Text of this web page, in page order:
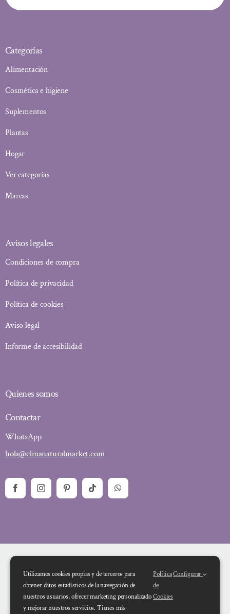
Categorías
Alimentación
Cosmética e higiene
Suplementos
Plantas
Hogar
Ver categorías
Marcas
Avisos legales
Condiciones de compra
Política de privacidad
Política de cookies
Aviso legal
Informe de accesibilidad
Quienes somos
Contactar
WhatsApp
hola@elmanaturalmarket.com
Utilizamos cookies propias y de terceros para
obtener datos estadísticos de la navegación de
nuestros usuarios, ofrecer marketing personalizado
y mejorar nuestros servicios. Tienes más
Política
de
Cookies
Configurar